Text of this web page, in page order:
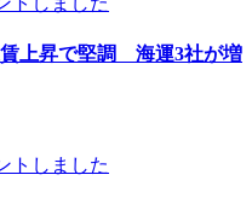
上昇で堅調 海運3社が増
トしました